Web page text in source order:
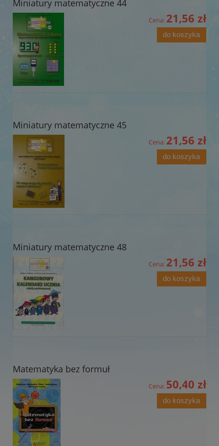
Miniatury matematyczne 44
Cena: 21,56 zł
do koszyka
Miniatury matematyczne 45
Cena: 21,56 zł
do koszyka
Miniatury matematyczne 48
Cena: 21,56 zł
do koszyka
Matematyka bez formuł
Cena: 50,40 zł
do koszyka